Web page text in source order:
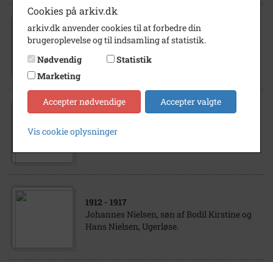
1900- 1920
Niels Peder Nielsen, søn af Bodil Kirstine og
Hans Nielsen, Ugerløse.
Kommis Hans Nielsen på tennisbanen.
1912 - 1917
Johannes Nielsen, søn af Bodil Kirstine og
Hans Nielsen, Ugerløse.
Cookies på arkiv.dk
arkiv.dk anvender cookies til at forbedre din
brugeroplevelse og til indsamling af statistik.
Nødvendig
Statistik
Marketing
Accepter nødvendige Accepter valgte
Vis cookie oplysninger